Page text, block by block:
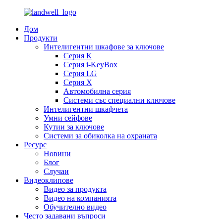
Дом
Продукти
Интелигентни шкафове за ключове
Серия К
Серия i-KeyBox
Серия LG
Серия X
Автомобилна серия
Системи със специални ключове
Интелигентни шкафчета
Умни сейфове
Кутии за ключове
Системи за обиколка на охраната
Ресурс
Новини
Блог
Случаи
Видеоклипове
Видео за продукта
Видео на компанията
Обучително видео
Често задавани въпроси